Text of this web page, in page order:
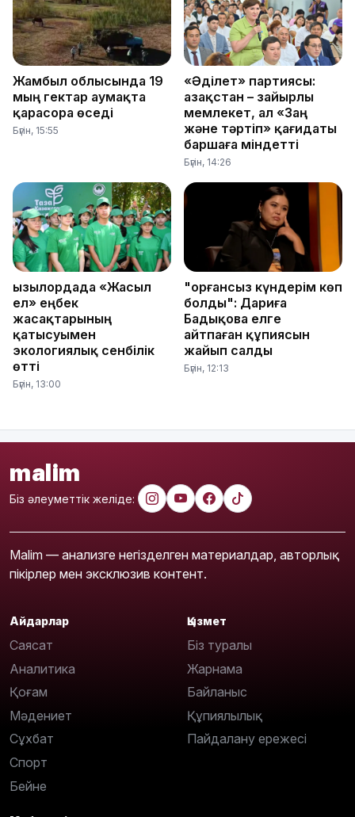
Жамбыл облысында 19
мың гектар аумақта
қарасора өседі
Бүгін, 15:55
«Әділет» партиясы:
Қазақстан – зайырлы
мемлекет, ал «Заң
және тәртіп» қағидаты
баршаға міндетті
Бүгін, 14:26
Қызылордада «Жасыл
ел» еңбек
жасақтарының
қатысуымен
экологиялық сенбілік
өтті
Бүгін, 13:00
"Қорғансыз күндерім көп
болды": Дариға
Бадықова елге
айтпаған құпиясын
жайып салды
Бүгін, 12:13
malim
Біз әлеуметтік желіде:
Malim — анализге негізделген материалдар, авторлық
пікірлер мен эксклюзив контент.
Айдарлар
Саясат
Аналитика
Қоғам
Мәдениет
Сұхбат
Спорт
Бейне
Қызмет
Біз туралы
Жарнама
Байланыс
Құпиялылық
Пайдалану ережесі